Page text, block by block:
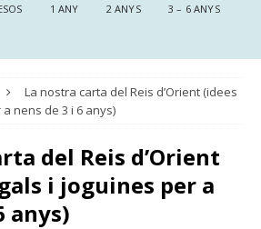
1 ANY 2 ANYS 3 – 6 ANYS
La nostra carta del Reis d’Orient (idees
nens de 3 i 6 anys)
del Reis d’Orient
i joguines per a
anys)